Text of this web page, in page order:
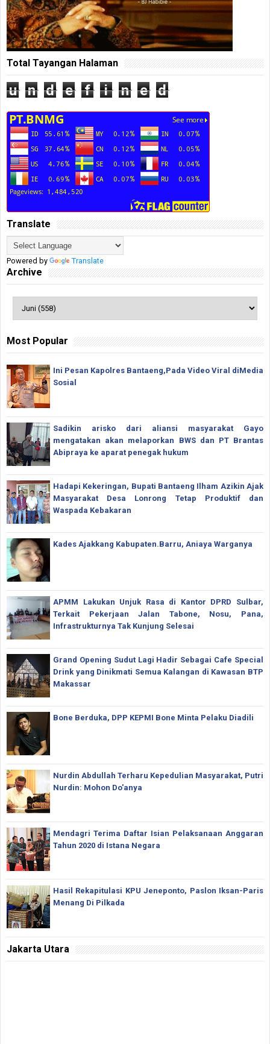
Total Tayangan Halaman
u n d e f i n e d
Translate
Powered by Translate
Archive
Most Popular
Ini Pesan Kapolres Bantaeng,Pada Video Viral diMedia
Sosial
Sadikin arisko dari aliansi masyarakat Gayo
mengatakan akan melaporkan BWS dan PT Brantas
Abipraya ke aparat penegak hukum
Hadapi Kekeringan, Bupati Bantaeng Ilham Azikin Ajak
Masyarakat Desa Lonrong Tetap Produktif dan
Waspada Kebakaran
Kades Ajakkang Kabupaten.Barru, Aniaya Warganya
APMM Lakukan Unjuk Rasa di Kantor DPRD Sulbar,
Terkait Pekerjaan Jalan Tabone, Nosu, Pana,
Infrastrukturnya Tak Kunjung Selesai
Grand Opening Sudut Lagi Hadir Sebagai Cafe Special
Drink yang Dinikmati Semua Kalangan di Kawasan BTP
Makassar
Bone Berduka, DPP KEPMI Bone Minta Pelaku Diadili
Nurdin Abdullah Terharu Kepedulian Masyarakat, Putri
Nurdin: Mohon Do'anya
Mendagri Terima Daftar Isian Pelaksanaan Anggaran
Tahun 2020 di Istana Negara
Hasil Rekapitulasi KPU Jeneponto, Paslon Iksan-Paris
Menang Di Pilkada
Jakarta Utara